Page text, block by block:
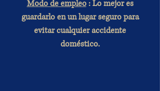
Modo de empleo: Lo mejor es
guardarlo en un lugar seguro para
evitar cualquier accidente
doméstico.